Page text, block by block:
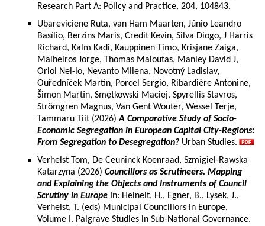
Research Part A: Policy and Practice, 204, 104843.
Ubareviciene Ruta, van Ham Maarten, Júnio Leandro
Basílio, Berzins Maris, Credit Kevin, Silva Diogo, J Harris
Richard, Kalm Kadi, Kauppinen Timo, Krisjane Zaiga,
Malheiros Jorge, Thomas Maloutas, Manley David J,
Oriol Nel-lo, Nevanto Milena, Novotný Ladislav,
Ouředníček Martin, Porcel Sergio, Ribardière Antonine,
Šimon Martin, Smętkowski Maciej, Spyrellis Stavros,
Strömgren Magnus, Van Gent Wouter, Wessel Terje,
Tammaru Tiit (2026)A Comparative Study of Socio-
Economic Segregation in European Capital City-Regions:
From Segregation to Desegregation? Urban Studies.
Verhelst Tom, De Ceuninck Koenraad, Szmigiel-Rawska
Katarzyna (2026) Councillors as Scrutineers. Mapping
and Explaining the Objects and Instruments of Council
Scrutiny in Europe In: Heinelt, H., Egner, B., Lysek, J.,
Verhelst, T. (eds) Municipal Councillors in Europe,
Volume I. Palgrave Studies in Sub-National Governance.